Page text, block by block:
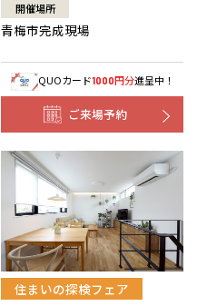
開催場所
青梅市完成現場
QUOカード1000円分進呈中！
ご来場予約
住まいの探検フェア